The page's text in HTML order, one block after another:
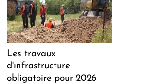
Les travaux
d'infrastructure
obligatoire pour 2026